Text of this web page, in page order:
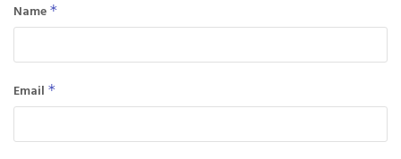
Name *
Email *